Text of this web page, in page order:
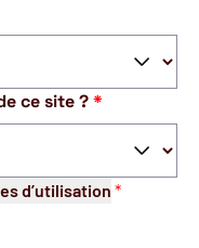
région dans laquelle tu
ce site ?*
d’utilisation *